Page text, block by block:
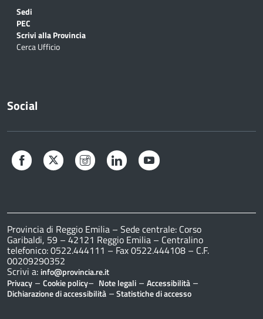
Sedi
PEC
Scrivi alla Provincia
Cerca Ufficio
Social
Facebook Twitter Instagram LinkedIn
Provincia di Reggio Emilia – Sede centrale: Corso
Garibaldi, 59 – 42121 Reggio Emilia – Centralino
telefonico: 0522.444111 – Fax 0522.444108 – C.F.
00209290352
Scrivi a: info@provincia.re.it
Privacy – Cookie policy– Note legali – Accessibilità –
Dichiarazione di accessibilità –Statistiche di accesso